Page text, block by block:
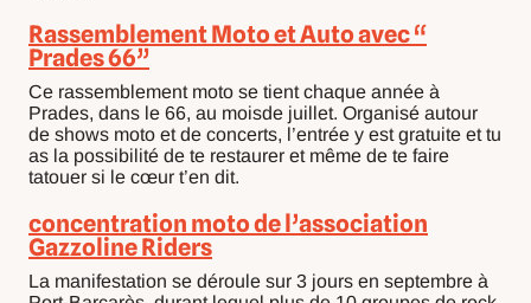
Rassemblement Moto et Auto avec “
Prades 66”
Ce rassemblement moto se tient chaque année à
Prades, dans le 66, au moisde juillet. Organisé autour
de shows moto et de concerts, l’entrée y est gratuite et tu
as la possibilité de te restaurer et même de te faire
tatouer si le cœur t’en dit.
concentration moto de l’association
Gazzoline Riders
La manifestation se déroule sur 3 jours en septembre à